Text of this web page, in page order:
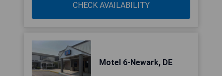
CHECK AVAILABILITY
Motel 6-Newark, DE